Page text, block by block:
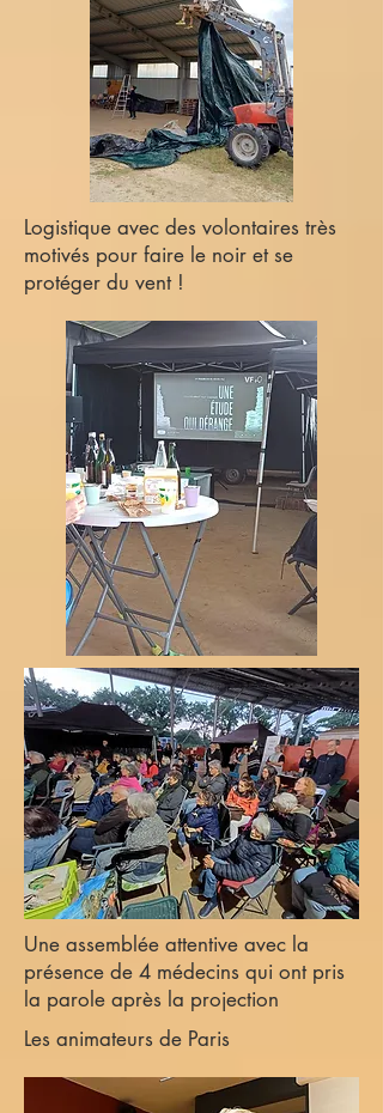
Logistique avec des volontaires très
motivés pour faire le noir et se
protéger du vent !
Une assemblée attentive avec la
présence de 4 médecins qui ont pris
la parole après la projection
Les animateurs de Paris